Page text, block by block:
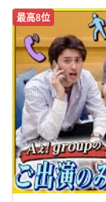
最高8位